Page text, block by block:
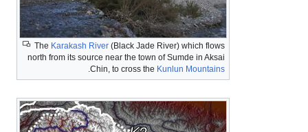
TheKarakash River (Black Jade River) which flows
north from its source near the town of Sumde in Aksai
Chin, to cross theKunlun Mountains
.